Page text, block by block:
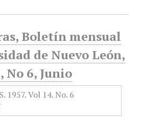
Boletín mensual
de Nuevo León,
No 6, Junio